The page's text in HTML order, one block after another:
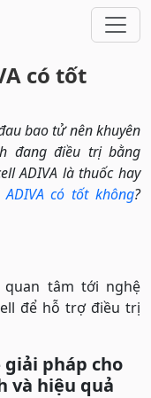
có tốt
bao tử nên khuyên
đang điều trị bằng
ADIVA là thuốc hay
ADIVA có tốt không?
quan tâm tới nghệ
để hỗ trợ điều trị
pháp cho
và hiệu quả